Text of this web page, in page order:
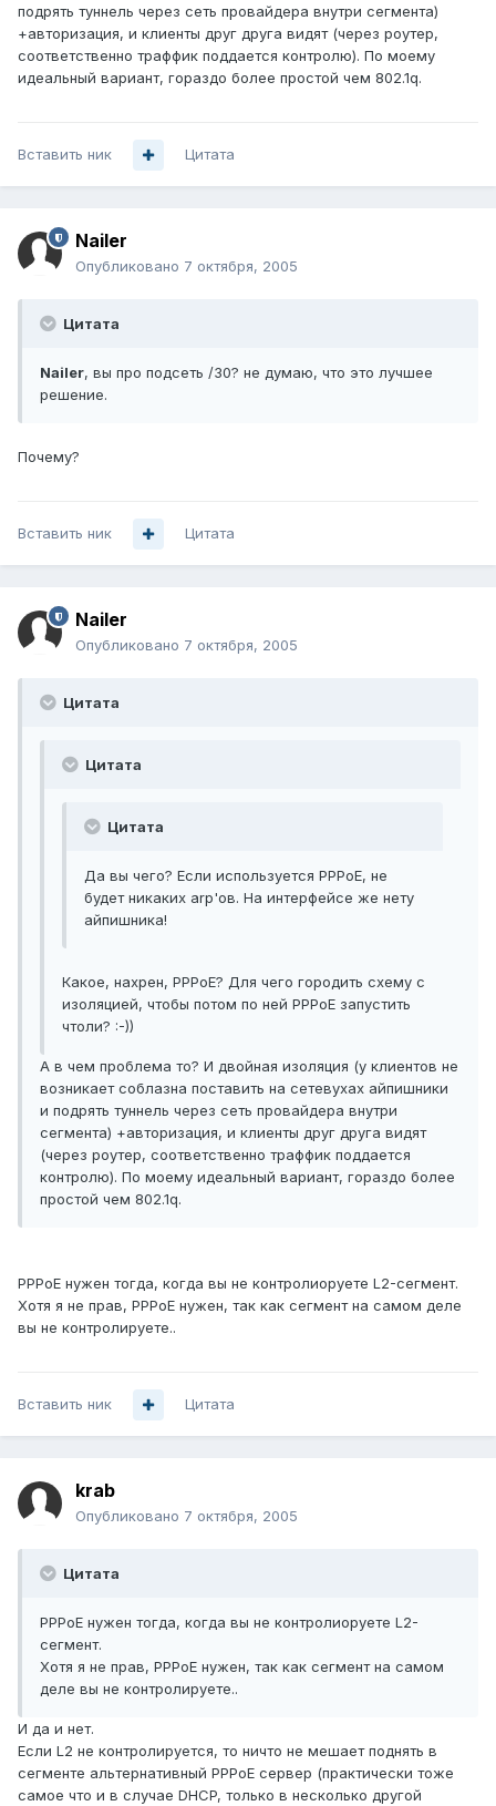
подрять туннель через сеть провайдера внутри сегмента)
+авторизация, и клиенты друг друга видят (через роутер,
соответственно траффик поддается контролю). По моему
идеальный вариант, гораздо более простой чем 802.1q.
Вставить ник Цитата
Nailer
Опубликовано 7 октября, 2005
Цитата
Nailer, вы про подсеть /30? не думаю, что это лучшее
решение.
Почему?
Вставить ник Цитата
Nailer
Опубликовано 7 октября, 2005
Цитата
Цитата
Цитата
Да вы чего? Если используется PPPoE, не
будет никаких arp'ов. На интерфейсе же нету
айпишника!
Какое, нахрен, PPPoE? Для чего городить схему с
изоляцией, чтобы потом по ней PPPoE запустить
чтоли? :-))
А в чем проблема то? И двойная изоляция (у клиентов не
возникает соблазна поставить на сетевухах айпишники
и подрять туннель через сеть провайдера внутри
сегмента) +авторизация, и клиенты друг друга видят
(через роутер, соответственно траффик поддается
контролю). По моему идеальный вариант, гораздо более
простой чем 802.1q.
PPPoE нужен тогда, когда вы не контролиоруете L2-сегмент.
Хотя я не прав, PPPoE нужен, так как сегмент на самом деле
вы не контролируете..
Вставить ник Цитата
krab
Опубликовано 7 октября, 2005
Цитата
PPPoE нужен тогда, когда вы не контролиоруете L2-
сегмент.
Хотя я не прав, PPPoE нужен, так как сегмент на самом
деле вы не контролируете..
И да и нет.
Если L2 не контролируется, то ничто не мешает поднять в
сегменте альтернативный PPPoE сервер (практически тоже
самое что и в случае DHCP, только в несколько другой